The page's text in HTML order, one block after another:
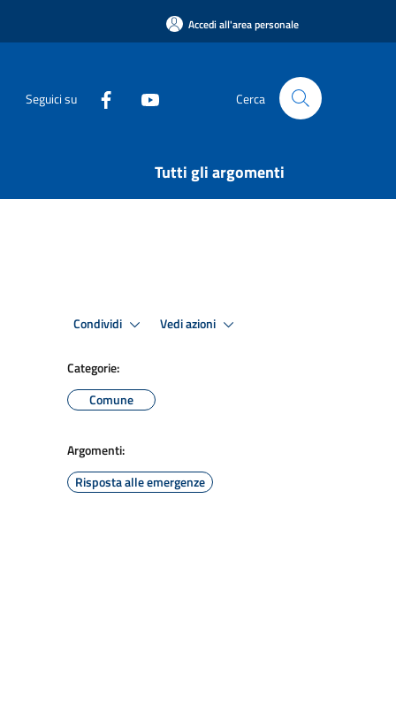
Accedi all'area personale
Seguici su Cerca
Tutti gli argomenti
Condividi Vedi azioni
Categorie:
Comune
Argomenti:
Risposta alle emergenze